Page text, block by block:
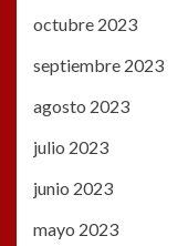
octubre 2023
septiembre 2023
agosto 2023
julio 2023
junio 2023
mayo 2023